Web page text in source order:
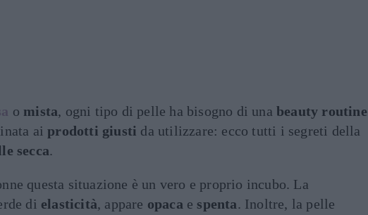
o mista, ogni tipo di pelle ha bisogno di unabeauty routine
aiprodotti giusti da utilizzare: ecco tutti i segreti della
secca.
questa situazione è un vero e proprio incubo. La
di elasticità, appare opaca e spenta. Inoltre, la pelle